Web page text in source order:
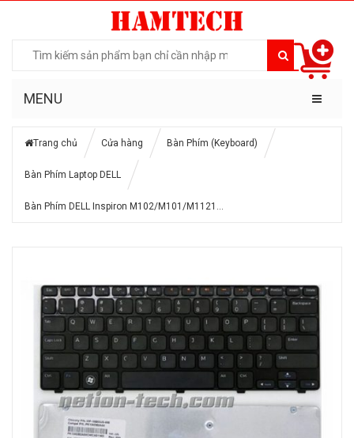
MENU
Trang chủ Cửa hàng Bàn Phím (Keyboard)
Bàn Phím Laptop DELL
Bàn Phím DELL Inspiron M102/M101/M1121…